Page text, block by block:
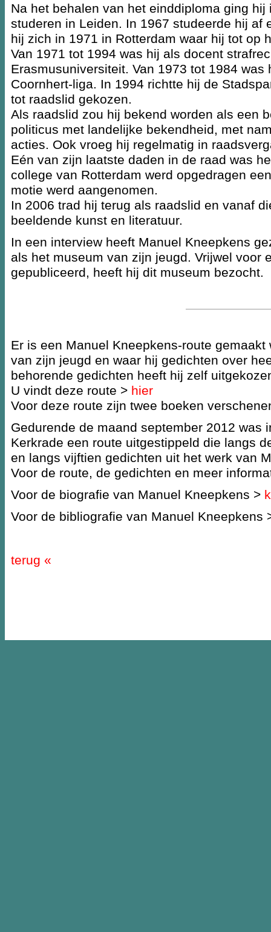
Na het behalen van het einddiploma ging
studeren in Leiden. In 1967 studeerde hij af
hij zich in 1971 in Rotterdam waar hij tot op
Van 1971 tot 1994 was hij als docent
Erasmusuniversiteit. Van 1973 tot 1984
Coornhert-liga. In 1994 richtte hij de
tot raadslid gekozen.
Als raadslid zou hij bekend worden als een
politicus met landelijke bekendheid, met
acties. Ook vroeg hij regelmatig in
Eén van zijn laatste daden in de raad was
college van Rotterdam werd opgedragen
motie werd aangenomen.
In 2006 trad hij terug als raadslid en vanaf
beeldende kunst en literatuur.
In een interview heeft Manuel Kneepkens
als het museum van zijn jeugd. Vrijwel voor
gepubliceerd, heeft hij dit museum bezocht.
Er is een Manuel Kneepkens-route
van zijn jeugd en waar hij gedichten over
behorende gedichten heeft hij zelf
U vindt deze route > hier
Voor deze route zijn twee boeken
Gedurende de maand september 2012 was
Kerkrade een route uitgestippeld die langs
en langs vijftien gedichten uit het werk van
Voor de route, de gedichten en meer
Voor de biografie van Manuel Kneepkens >
Voor de bibliografie van Manuel Kneepkens
terug «